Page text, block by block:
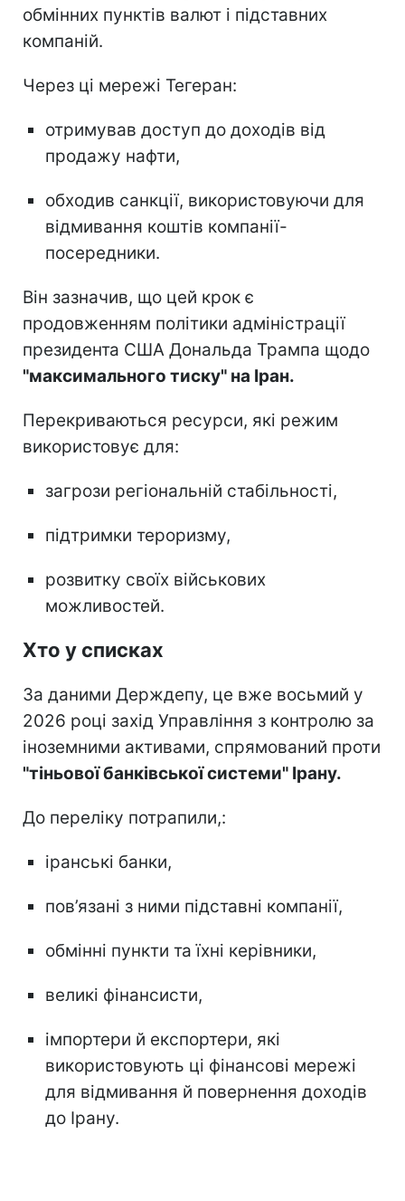
обмінних пунктів валют і підставних
компаній.
Через ці мережі Тегеран:
отримував доступ до доходів від
продажу нафти,
обходив санкції, використовуючи для
відмивання коштів компанії-
посередники.
Він зазначив, що цей крок є
продовженням політики адміністрації
президента США Дональда Трампа щодо
"максимального тиску" на Іран.
Перекриваються ресурси, які режим
використовує для:
загрози регіональній стабільності,
підтримки тероризму,
розвитку своїх військових
можливостей.
Хто у списках
За даними Держдепу, це вже восьмий у
2026 році захід Управління з контролю за
іноземними активами, спрямований проти
"тіньової банківської системи" Ірану.
До переліку потрапили,:
іранські банки,
пов’язані з ними підставні компанії,
обмінні пункти та їхні керівники,
великі фінансисти,
імпортери й експортери, які
використовують ці фінансові мережі
для відмивання й повернення доходів
до Ірану.